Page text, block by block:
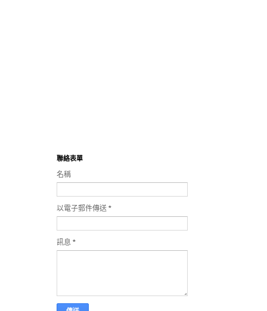
聯絡表單
名稱
以電子郵件傳送 *
訊息 *